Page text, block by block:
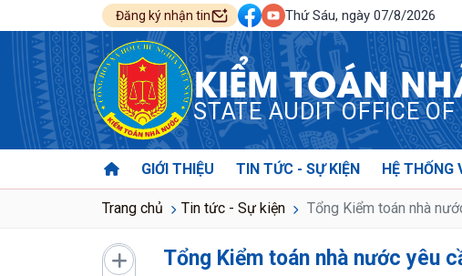
Đăng ký nhận tin Thứ Sáu, ngày 07/8/2026
KIỂM TOÁN
STATE AUDIT OFFICE
GIỚI THIỆU TIN TỨC - SỰ KIỆN HỆ THỐNG
Trang chủ Tin tức - Sự kiện Tổng Kiểm toán nhà
Tổng Kiểm toán nhà nước yêu